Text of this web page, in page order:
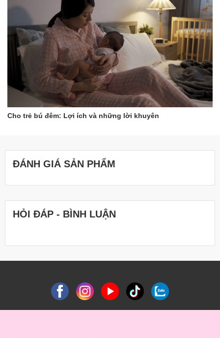
Cho trẻ bú đêm: Lợi ích và những lời khuyên
ĐÁNH GIÁ SẢN PHẨM
HỎI ĐÁP - BÌNH LUẬN